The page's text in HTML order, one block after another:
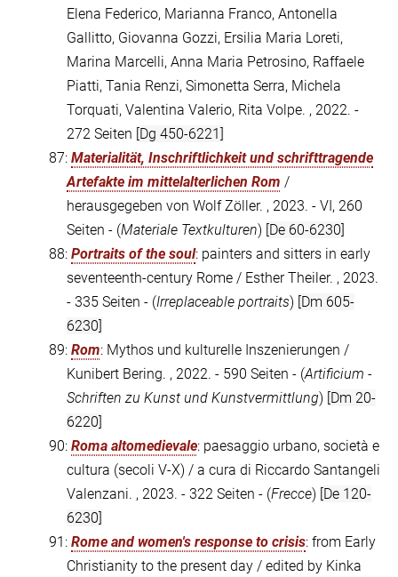
Elena Federico, Marianna Franco, Antonella
Gallitto, Giovanna Gozzi, Ersilia Maria Loreti,
Marina Marcelli, Anna Maria Petrosino, Raffaele
Piatti, Tania Renzi, Simonetta Serra, Michela
Torquati, Valentina Valerio, Rita Volpe. , 2022. -
272 Seiten [Dg 450-6221]
87: Materialität, Inschriftlichkeit und schrifttragende
Artefakte im mittelalterlichen Rom /
herausgegeben von Wolf Zöller. , 2023. - VI, 260
Seiten - (Materiale Textkulturen) [De 60-6230]
88: Portraits of the soul: painters and sitters in early
seventeenth-century Rome / Esther Theiler. , 2023.
- 335 Seiten - (Irreplaceable portraits) [Dm 605-
6230]
89: Rom: Mythos und kulturelle Inszenierungen /
Kunibert Bering. , 2022. - 590 Seiten - (Artificium -
Schriften zu Kunst und Kunstvermittlung) [Dm 20-
6220]
90: Roma altomedievale: paesaggio urbano, società e
cultura (secoli V-X) / a cura di Riccardo Santangeli
Valenzani. , 2023. - 322 Seiten - (Frecce) [De 120-
6230]
91: Rome and women's response to crisis: from Early
Christianity to the present day / edited by Kinka